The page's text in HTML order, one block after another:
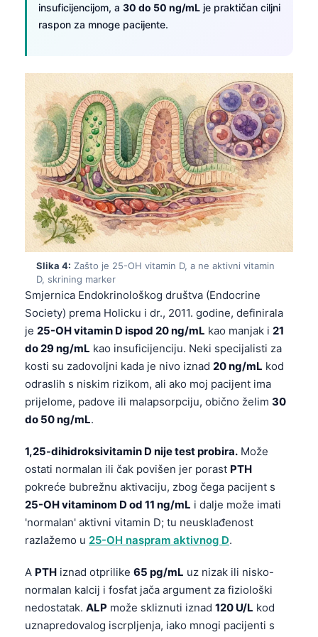
insuficijencijom, a 30 do 50 ng/mL je praktičan ciljni
raspon za mnoge pacijente.
Slika 4: Zašto je 25-OH vitamin D, a ne aktivni vitamin
D, skrining marker
Smjernica Endokrinološkog društva (Endocrine
Society) prema Holicku i dr., 2011. godine, definirala
je 25-OH vitamin D ispod 20 ng/mL kao manjak i 21
do 29 ng/mL kao insuficijenciju. Neki specijalisti za
kosti su zadovoljni kada je nivo iznad 20 ng/mL kod
odraslih s niskim rizikom, ali ako moj pacijent ima
prijelome, padove ili malapsorpciju, obično želim 30
do 50 ng/mL.
1,25-dihidroksivitamin D nije test probira. Može
ostati normalan ili čak povišen jer porast PTH
pokreće bubrežnu aktivaciju, zbog čega pacijent s
25-OH vitaminom D od 11 ng/mL i dalje može imati
'normalan' aktivni vitamin D; tu neusklađenost
razlažemo u 25-OH naspram aktivnog D.
A PTH iznad otprilike 65 pg/mL uz nizak ili nisko-
normalan kalcij i fosfat jača argument za fiziološki
nedostatak. ALP može skliznuti iznad 120 U/L kod
uznapredovalog iscrpljenja, iako mnogi pacijenti s